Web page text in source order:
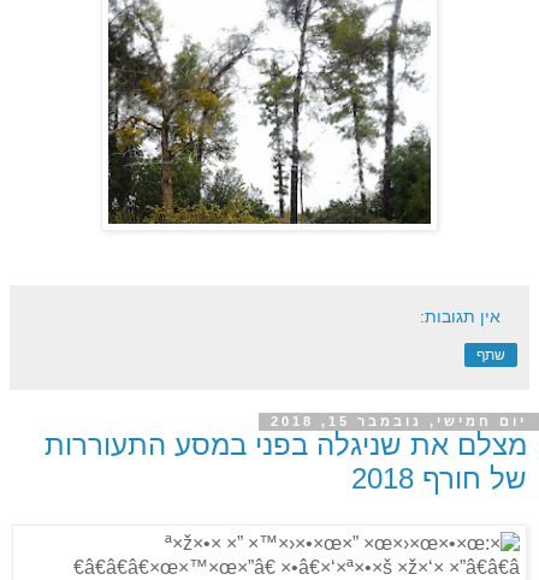
אין תגובות:
שתף
יום חמישי, נובמבר 15, 2018
מצלם את שניגלה בפני במסע התעוררות
של חורף 2018